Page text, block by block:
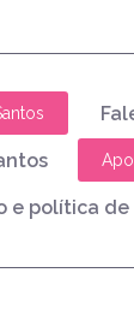
e política